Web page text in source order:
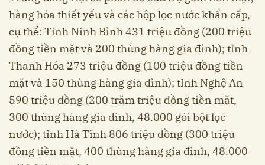
hàng hóa thiết yếu và các hộp lọc nước khẩn cấp,
cụ thể: Tỉnh Ninh Bình 431 triệu đồng (200 triệu
đồng tiền mặt và 200 thùng hàng gia đình); tỉnh
Thanh Hóa 273 triệu đồng (100 triệu đồng tiền
mặt và 150 thùng hàng gia đình); tỉnh Nghệ An
590 triệu đồng (200 trăm triệu đồng tiền mặt,
300 thùng hàng gia đình, 48.000 gói bột lọc
nước); tỉnh Hà Tĩnh 806 triệu đồng (300 triệu
đồng tiền mặt, 400 thùng hàng gia đình, 48.000